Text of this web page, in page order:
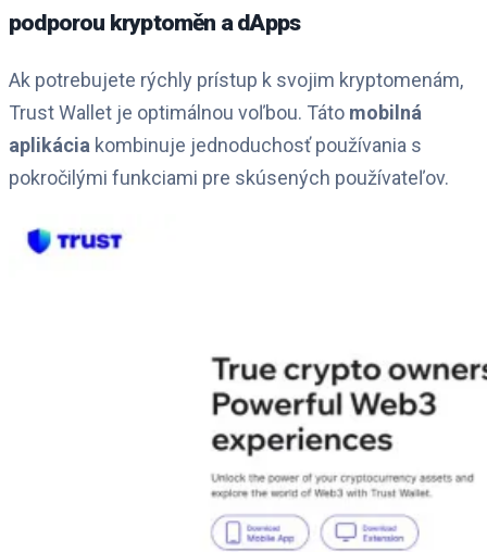
podporou kryptoměn a dApps
Ak potrebujete rýchly prístup k svojim kryptomenám,
Trust Wallet je optimálnou voľbou. Táto mobilná
aplikácia kombinuje jednoduchosť používania s
pokročilými funkciami pre skúsených používateľov.